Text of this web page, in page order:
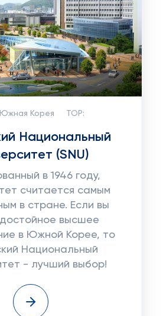
Южная Корея TOP:
Национальный
(SNU)
в 1946 году,
считается самым
в стране. Если вы
высшее
в Южной Корее, то
Национальный
- лучший выбор!